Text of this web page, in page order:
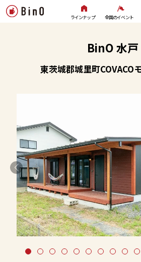
ラインナップ 全国のイベント
BinO 水戸
東茨城郡城里町COVACO